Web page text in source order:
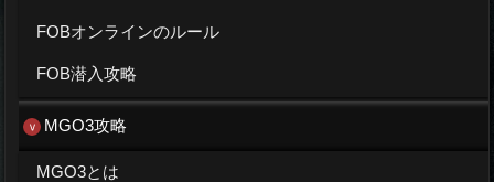
FOBオンラインのルール
FOB潜入攻略
MGO3攻略
MGO3とは